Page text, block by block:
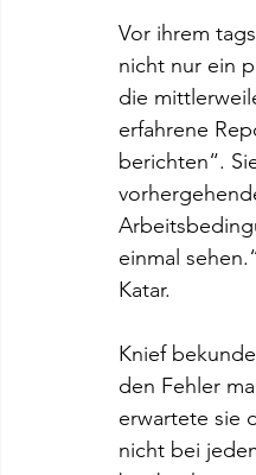
Vor ihrem
nicht nur ein
die
erfahrene
berichten“.
einmal
Katar.
Knief
den Fehler
erwartete sie
nicht bei